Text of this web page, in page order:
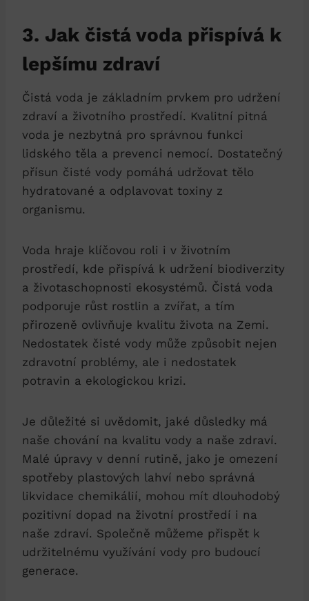
3. Jak čistá voda přispívá k
lepšímu zdraví
Čistá voda je základním prvkem pro udržení
zdraví a životního prostředí. Kvalitní pitná
voda je nezbytná pro správnou funkci
lidského těla a prevenci nemocí. Dostatečný
přísun čisté vody pomáhá udržovat tělo
hydratované a odplavovat toxiny z
organismu.
Voda hraje klíčovou roli i v životním
prostředí, kde přispívá k udržení biodiverzity
a životaschopnosti ekosystémů. Čistá voda
podporuje růst rostlin a zvířat, a tím
přirozeně ovlivňuje kvalitu života na Zemi.
Nedostatek čisté vody může způsobit nejen
zdravotní problémy, ale i nedostatek
potravin a ekologickou krizi.
Je důležité si uvědomit, jaké důsledky má
naše chování na kvalitu vody a naše zdraví.
Malé úpravy v denní rutině, jako je omezení
spotřeby plastových lahví nebo správná
likvidace chemikálií, mohou mít dlouhodobý
pozitivní dopad na životní prostředí i na
naše zdraví. Společně můžeme přispět k
udržitelnému využívání vody pro budoucí
generace.